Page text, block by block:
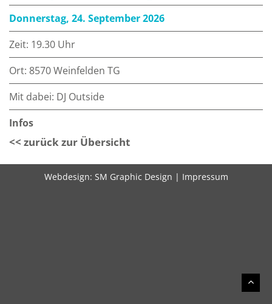
Donnerstag, 24. September 2026
Zeit: 19.30 Uhr
Ort: 8570 Weinfelden TG
Mit dabei: DJ Outside
Infos
<< zurück zur Übersicht
Webdesign: SM Graphic Design | Impressum